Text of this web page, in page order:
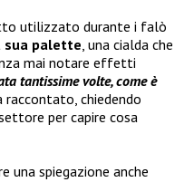
utilizzato durante i falò
sua palette , una cialda che
mai notare effetti
tantissime volte, come è
raccontato, chiedendo
per capire cosa
una spiegazione anche